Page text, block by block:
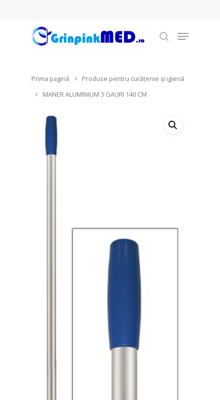
Hit enter to search or ESC to close
Prima pagină
Produse pentru curățenie şi igienă
MANER ALUMINIUM 3 GAURI 140 CM